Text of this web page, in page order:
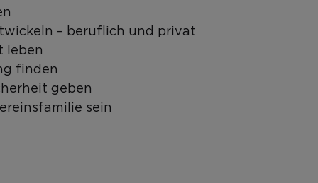
– beruflich und privat
leben
finden
geben
sein